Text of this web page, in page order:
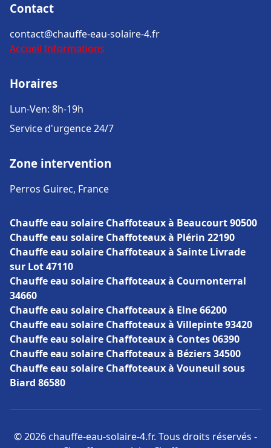
Contact
contact@chauffe-eau-solaire-4.fr
Accueil Informations
Horaires
Lun-Ven: 8h-19h
Service d'urgence 24/7
Zone intervention
Perros Guirec, France
Chauffe eau solaire Chaffoteaux à Beaucourt 90500
Chauffe eau solaire Chaffoteaux à Plérin 22190
Chauffe eau solaire Chaffoteaux à Sainte Livrade
sur Lot 47110
Chauffe eau solaire Chaffoteaux à Cournonterral
34660
Chauffe eau solaire Chaffoteaux à Elne 66200
Chauffe eau solaire Chaffoteaux à Villepinte 93420
Chauffe eau solaire Chaffoteaux à Contes 06390
Chauffe eau solaire Chaffoteaux à Béziers 34500
Chauffe eau solaire Chaffoteaux à Vouneuil sous
Biard 86580
© 2026 chauffe-eau-solaire-4.fr. Tous droits réservés -